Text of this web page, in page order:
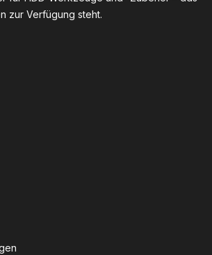
zur Verfügung steht.